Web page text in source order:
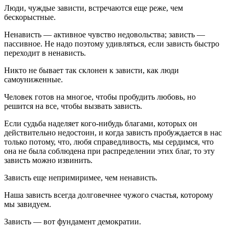
Люди, чуждые зависти, встречаются еще реже, чем
бескорыстные.
Ненависть — активное чувство недовольства; зависть —
пассивное. Не надо поэтому удивляться, если зависть быстро
переходит в ненависть.
Никто не бывает так склонен к зависти, как люди
самоуниженные.
Человек готов на многое, чтобы пробудить любовь, но
решится на все, чтобы вызвать зависть.
Если судьба наделяет кого-нибудь благами, которых он
действительно недостоин, и когда зависть пробуждается в нас
только потому, что, любя справедливость, мы сердимся, что
она не была соблюдена при распределении этих благ, то эту
зависть можно извинить.
Зависть еще непримиримее, чем ненависть.
Наша зависть всегда долговечнее чужого счастья, которому
мы завидуем.
Зависть — вот фундамент демократии.